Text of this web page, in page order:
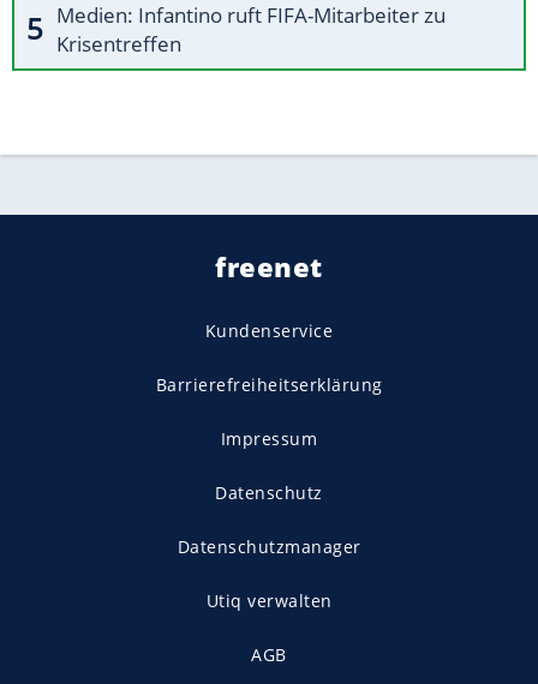
Medien: Infantino ruft FIFA-Mitarbeiter zu
Krisentreffen
freenet
Kundenservice
Barrierefreiheitserklärung
Impressum
Datenschutz
Datenschutzmanager
Utiq verwalten
AGB